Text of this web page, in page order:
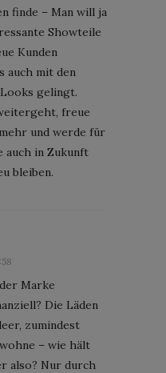
finde – Man will ja
Showteile
Kunden
auch mit den
gelingt.
freue
und werde für
auch in Zukunft
bleiben.
Marke
Die Läden
zumindest
– wie hält
also? Nur durch